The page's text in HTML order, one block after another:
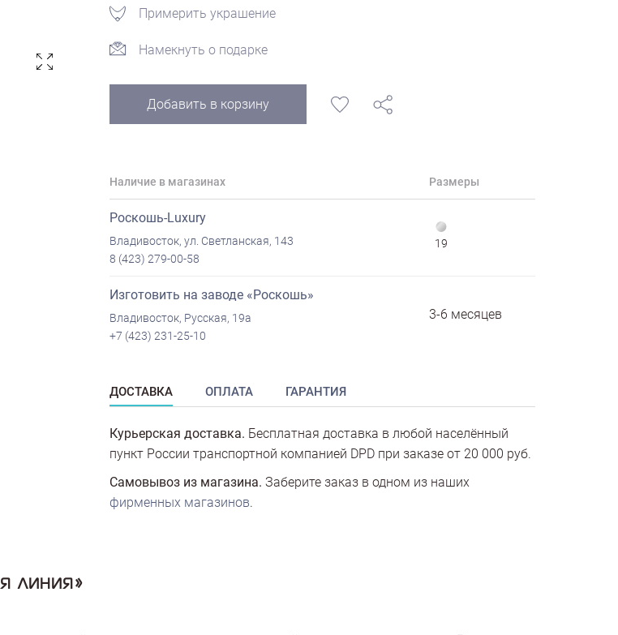
Примерить украшение
Намекнуть о подарке
Добавить в корзину
Наличие в магазинах Размеры
Роскошь-Luxury
Владивосток, ул. Светланская, 143
8 (423) 279-00-58
19
Изготовить на заводе «Роскошь»
Владивосток, Русская, 19а
+7 (423) 231-25-10
3-6 месяцев
ДОСТАВКА ОПЛАТА ГАРАНТИЯ
Курьерская доставка. Бесплатная доставка в любой населённый
пункт России транспортной компанией DPD при заказе от 20 000 руб.
Самовывоз из магазина. Заберите заказ в одном из наших
фирменных магазинов.
линия»